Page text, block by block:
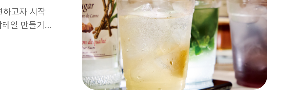
체 의식을
부장 이번
로도 창녕
하고자 시작
일 만들기’
차이, 하이
숙취가 덜